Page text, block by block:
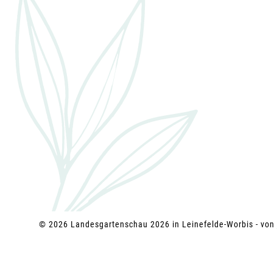
a
t
i
o
© 2026 Landesgartenschau 2026 in Leinefelde-Worbis - von